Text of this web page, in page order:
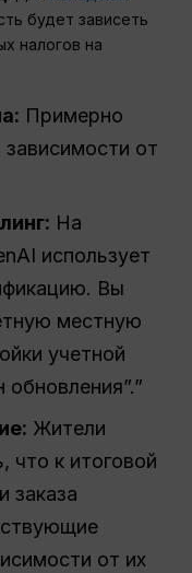
будет зависеть
налогов на
Примерно
зависимости от
На
использует
Вы
местную
учетной
Жители
что к итоговой
заказа
от их